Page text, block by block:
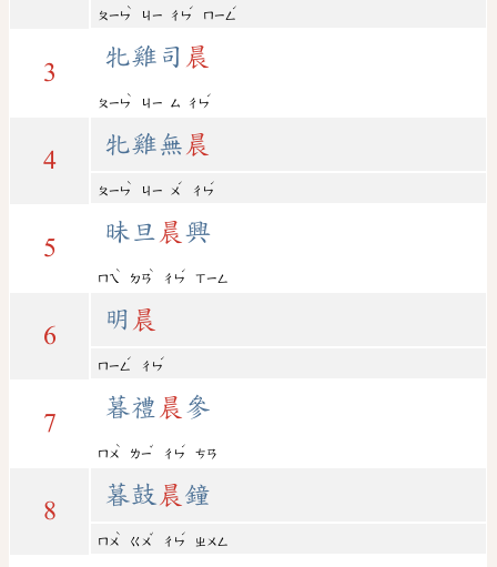
ㄆㄧㄣ
ˋ
ㄐㄧ ㄔㄣ
ˊ
ㄇㄧㄥ
ˊ
3
牝雞司 晨
ㄆㄧㄣ
ˋ
ㄐㄧ ㄙ ㄔㄣ
ˊ
4
牝雞無 晨
ㄆㄧㄣ
ˋ
ㄐㄧ ㄨ
ˊ
ㄔㄣ
ˊ
5
昧旦 晨 興
ㄇㄟ
ˋ
ㄉㄢ
ˋ
ㄔㄣ
ˊ
ㄒㄧㄥ
6
明 晨
ㄇㄧㄥ
ˊ
ㄔㄣ
ˊ
7
暮禮 晨 參
ㄇㄨ
ˋ
ㄌㄧ
ˇ
ㄔㄣ
ˊ
ㄘㄢ
8
暮鼓 晨 鐘
ㄇㄨ
ˋ
ㄍㄨ
ˇ
ㄔㄣ
ˊ
ㄓㄨㄥ